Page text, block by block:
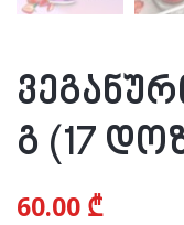
გ (17
60.00 ₾